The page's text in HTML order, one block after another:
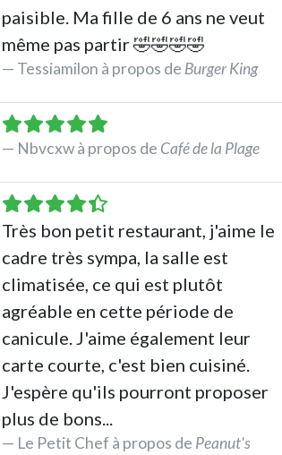
paisible. Ma fille de 6 ans ne veut
même pas partir 🤣🤣🤣🤣
Tessiamilon à propos de Burger King
See the review
Nbvcxw à propos de Café de la Plage
See the review
Très bon petit restaurant, j'aime le
cadre très sympa, la salle est
climatisée, ce qui est plutôt
agréable en cette période de
canicule. J'aime également leur
carte courte, c'est bien cuisiné.
J'espère qu'ils pourront proposer
plus de bons...
Le Petit Chef à propos de Peanut's